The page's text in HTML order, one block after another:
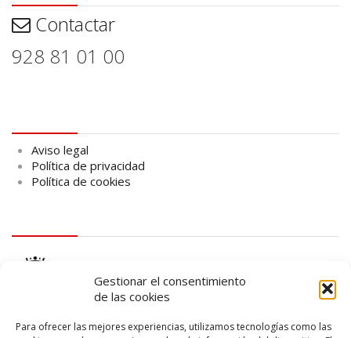
Gestionar el consentimiento
de las cookies
Para ofrecer las mejores experiencias, utilizamos tecnologías como las
Contactar
928 81 01 00
Aviso legal
Política de privacidad
Política de cookies